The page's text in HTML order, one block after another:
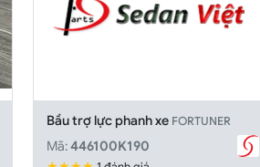
Bầu trợ lực phanh xe FORTUNER
Mã:446100K190